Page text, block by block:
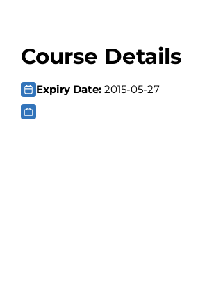
Course Details
Expiry Date: 2015-05-27